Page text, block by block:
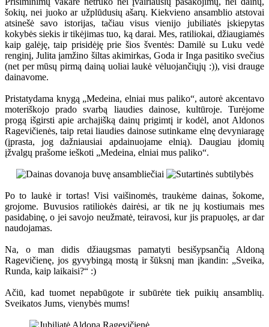
šokių, nei juoko ar užplūdusių ašarų. Kiekvieno ansamblio atstovai
atsinešė savo istorijas, tačiau visus vienijo jubiliatės įskiepytas
kokybės siekis ir tikėjimas tuo, ką darai. Mes, ratiliokai, džiaugiamės
kaip galėję, taip prisidėję prie šios šventės: Damilė su Luku vedė
renginį, Julita įamžino šiltas akimirkas, Goda ir Inga pasitiko svečius
(net per mūsų pirmą dainą uoliai laukė vėluojančiųjų :)), visi drauge
dainavome.
Pristatydama knygą „Medeina, elniai mus paliko“, autorė akcentavo
moteriškojo prado svarbą liaudies dainose, kultūroje. Turėjome
progą išgirsti apie archajišką dainų prigimtį ir kodėl, anot Aldonos
Ragevičienės, taip retai liaudies dainose sutinkame elnę devyniaragę
(įprasta, jog dažniausiai apdainuojame elnią). Daugiau įdomių
įžvalgų prašome ieškoti „Medeina, elniai mus paliko“.
Po to laukė ir tortas! Visi vaišinomės, traukėme dainas, šokome,
grojome. Buvusios ratiliokės dairėsi, ar tik ne jų kostiumais mes
pasidabinę, o jei savojo neužmatė, teiravosi, kur jis prapuolęs, ar dar
naudojamas.
Na, o man didis džiaugsmas pamatyti besišypsančią Aldoną
Ragevičienę, jos gyvybingą mostą ir šūksnį man įkandin: „Sveika,
Runda, kaip laikaisi?“ :)
Ačiū, kad tuomet nepabūgote ir subūrėte tiek puikių ansamblių.
Sveikatos Jums, vienybės mums!